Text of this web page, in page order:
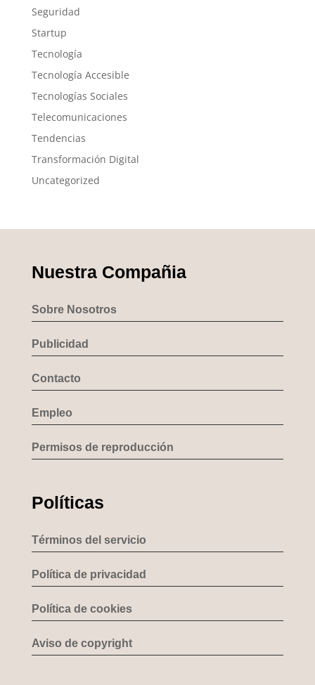
Seguridad
Startup
Tecnología
Tecnología Accesible
Tecnologías Sociales
Telecomunicaciones
Tendencias
Transformación Digital
Uncategorized
Nuestra Compañia
Sobre Nosotros
Publicidad
Contacto
Empleo
Permisos de reproducción
Políticas
Términos del servicio
Política de privacidad
Política de cookies
Aviso de copyright